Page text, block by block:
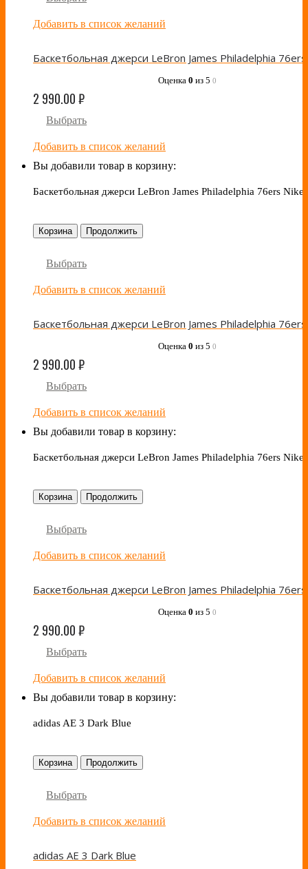
Добавить в список желаний
Оценка 0 из 5 0
2 990.00₽
Выбрать
Добавить в список желаний
Вы добавили товар в корзину:
Баскетбольная джерси LeBron James Philadelphia 76ers Nike
Корзина Продолжить
Выбрать
Добавить в список желаний
Оценка 0 из 5 0
2 990.00₽
Выбрать
Добавить в список желаний
Вы добавили товар в корзину:
Баскетбольная джерси LeBron James Philadelphia 76ers Nike
Корзина Продолжить
Выбрать
Добавить в список желаний
Оценка 0 из 5 0
2 990.00₽
Выбрать
Добавить в список желаний
Вы добавили товар в корзину:
adidas AE 3 Dark Blue
Корзина Продолжить
Выбрать
Добавить в список желаний
adidas AE 3 Dark Blue